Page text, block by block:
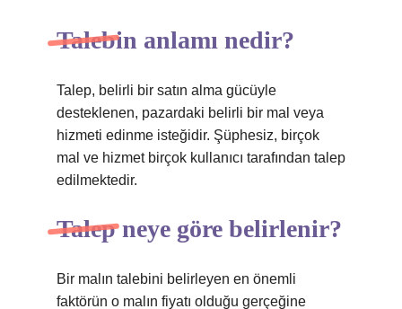
Talebin anlamı nedir?
Talep, belirli bir satın alma gücüyle
desteklenen, pazardaki belirli bir mal veya
hizmeti edinme isteğidir. Şüphesiz, birçok
mal ve hizmet birçok kullanıcı tarafından talep
edilmektedir.
Talep neye göre belirlenir?
Bir malın talebini belirleyen en önemli
faktörün o malın fiyatı olduğu gerçeğine